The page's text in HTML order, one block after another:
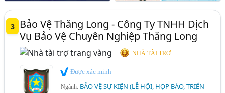
3
Bảo Vệ Thăng Long - Công Ty TNHH Dịch
Vụ Bảo Vệ Chuyên Nghiệp Thăng Long
NHÀ TÀI TRỢ
Được xác minh
Ngành: BẢO VỆ SỰ KIỆN (LỄ HỘI, HỌP BÁO, TRIỂN